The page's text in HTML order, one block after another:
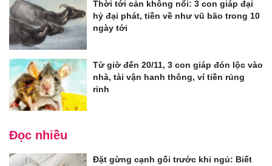
Thời tới cản không nổi: 3 con giáp đại
hỷ đại phát, tiền về như vũ bão trong 10
ngày tới
Từ giờ đến 20/11, 3 con giáp đón lộc vào
nhà, tài vận hanh thông, ví tiền rủng
rỉnh
Đọc nhiều
Đặt gừng cạnh gối trước khi ngủ: Biết